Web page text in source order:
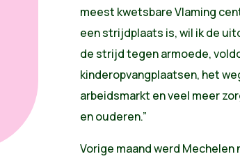
meest kwetsbare Vlaming
een strijdplaats is, wil ik de
de strijd tegen armoede,
kinderopvangplaatsen, het
arbeidsmarkt en veel meer
en ouderen.”
Vorige maand werd